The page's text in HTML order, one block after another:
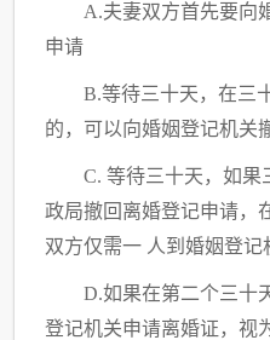
A.夫妻双方首先要向
申请
B.等待三十天，在三
的，可以向婚姻登记机关
C. 等待三十天，如果
政局撤回离婚登记申请，
双方仅需一 人到婚姻登
D.如果在第二个三十
登记机关申请离婚证，视